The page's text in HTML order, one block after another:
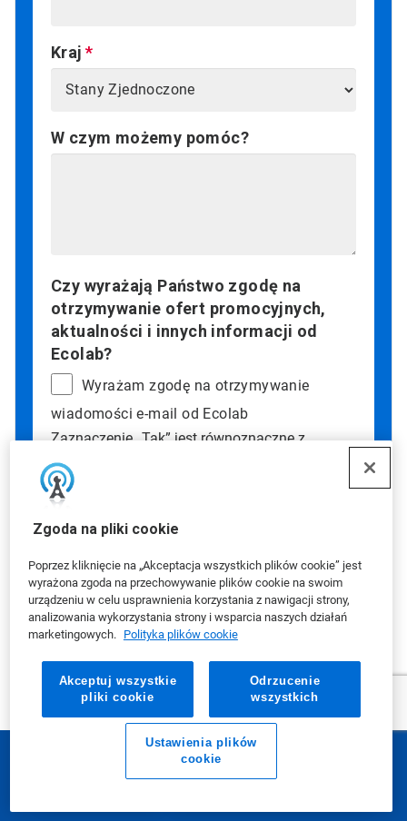
Zgoda na pliki cookie
Poprzez kliknięcie na „Akceptacja wszystkich plików cookie” jest
wyrażona zgoda na przechowywanie plików cookie na swoim
urządzeniu w celu usprawnienia korzystania z nawigacji strony,
analizowania wykorzystania strony i wsparcia naszych działań
marketingowych. Polityka plików cookie
Akceptuj wszystkie
pliki cookie
Odrzucenie
wszystkich
Ustawienia plików
cookie
Kraj
W czym możemy pomóc?
Czy wyrażają Państwo zgodę na
otrzymywanie ofert promocyjnych,
aktualności i innych informacji od
Ecolab?
Wyrażam zgodę na otrzymywanie
wiadomości e-mail od Ecolab
Zaznaczenie „Tak” jest równoznaczne z
wiadomości e-mail z ofertami promocyjnymi,
aktualnościami i innymi informacjami. Jeśli
otrzymywać wiadomości marketingowych,
wystarczy przesłać swoje informacje bez
zaznaczania tego pola.
Mają Państwo wątpliwości związane z
prywatnością danych?Prosimy zapoznać się
z naszą
Polityką prywatności
E-mail Zadzwoń do nas